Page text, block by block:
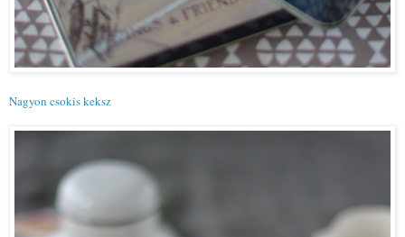
Nagyon csokis keksz